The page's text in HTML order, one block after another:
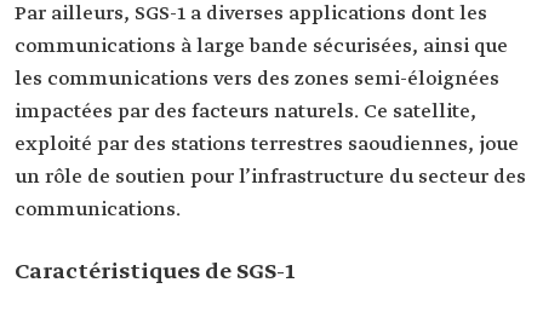
Par ailleurs, SGS-1 a diverses applications dont les
communications à large bande sécurisées, ainsi que
les communications vers des zones semi-éloignées
impactées par des facteurs naturels. Ce satellite,
exploité par des stations terrestres saoudiennes, joue
un rôle de soutien pour l’infrastructure du secteur des
communications.
Caractéristiques de SGS-1